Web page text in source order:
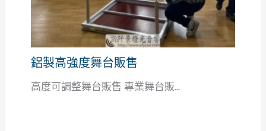
鋁製高強度舞台販售
高度可調整舞台販售 專業舞台販...